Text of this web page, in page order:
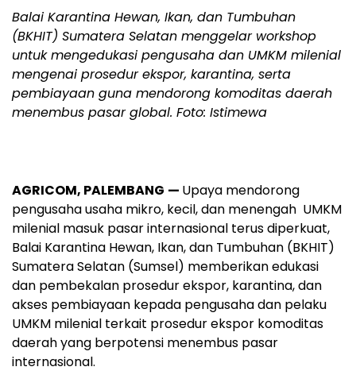
Balai Karantina Hewan, Ikan, dan Tumbuhan
(BKHIT) Sumatera Selatan menggelar workshop
untuk mengedukasi pengusaha dan UMKM milenial
mengenai prosedur ekspor, karantina, serta
pembiayaan guna mendorong komoditas daerah
menembus pasar global. Foto: Istimewa
AGRICOM, PALEMBANG — Upaya mendorong
pengusaha usaha mikro, kecil, dan menengah UMKM
milenial masuk pasar internasional terus diperkuat,
Balai Karantina Hewan, Ikan, dan Tumbuhan (BKHIT)
Sumatera Selatan (Sumsel) memberikan edukasi
dan pembekalan prosedur ekspor, karantina, dan
akses pembiayaan kepada pengusaha dan pelaku
UMKM milenial terkait prosedur ekspor komoditas
daerah yang berpotensi menembus pasar
internasional.